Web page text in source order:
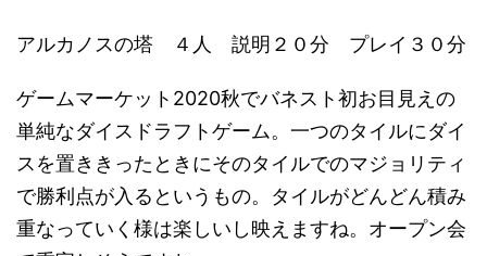
アルカノスの塔 ４人 説明２０分 プレイ３０分
ゲームマーケット2020秋でバネスト初お目見えの
単純なダイスドラフトゲーム。一つのタイルにダイ
スを置ききったときにそのタイルでのマジョリティ
で勝利点が入るというもの。タイルがどんどん積み
重なっていく様は楽しいし映えますね。オープン会